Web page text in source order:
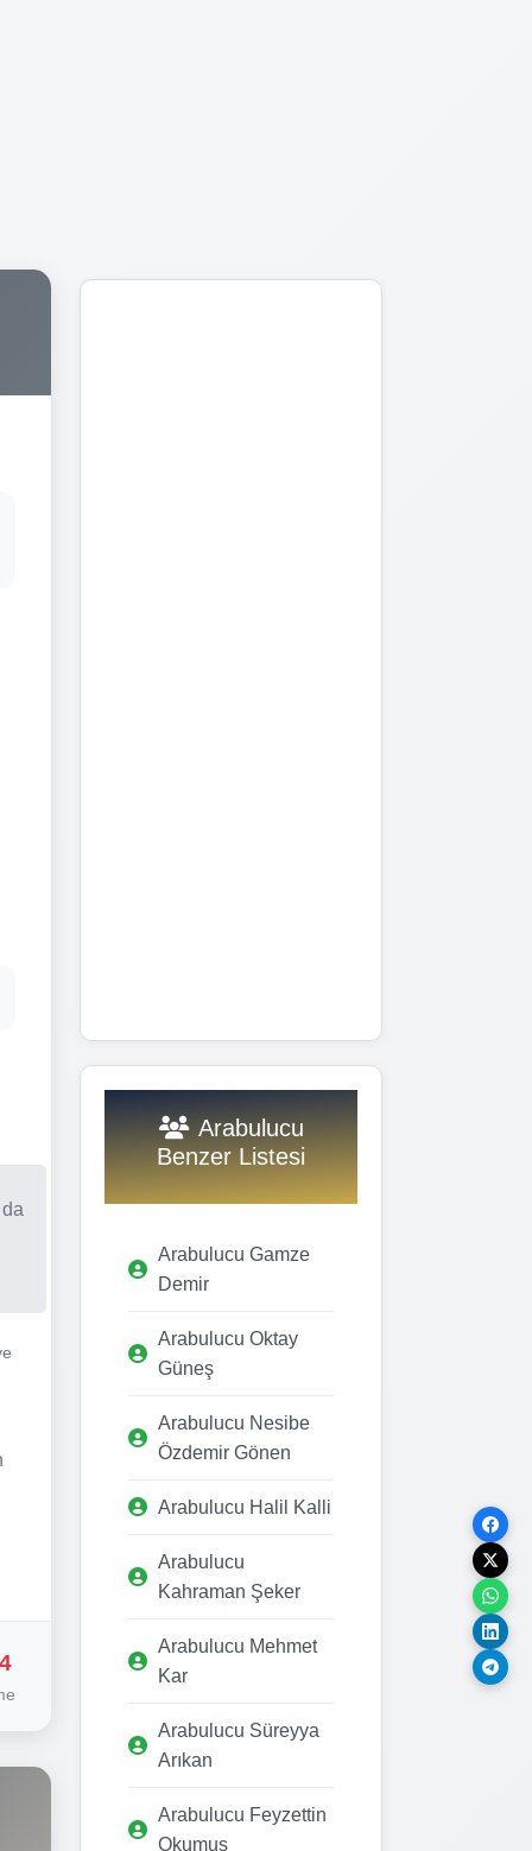
Arabulucu
Benzer Listesi
Arabulucu Gamze
Demir
Arabulucu Oktay
Güneş
Arabulucu Nesibe
Özdemir Gönen
Arabulucu Halil Kalli
Arabulucu
Kahraman Şeker
Arabulucu Mehmet
Kar
Arabulucu Süreyya
Arıkan
Arabulucu Feyzettin
Okumuş